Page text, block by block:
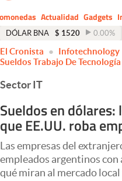
Economía y Política
Finanzas y Mercados
Columnistas
Otras secciones
Apertura
Actualidad Gadgets
DÓLAR BNA $ 1520 0.00%
El Cronista Infotechnology
Sueldos Trabajo De Tecnología
Sector IT
Sueldos en
que EE.UU. roba
Las empresas del
empleados argentinos
qué miran al mercado